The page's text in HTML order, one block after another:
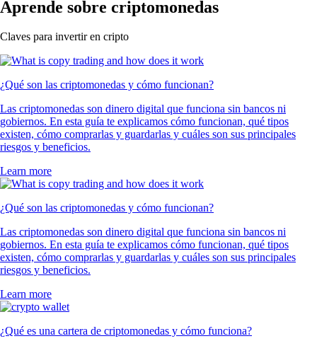
Aprende sobre criptomonedas
Claves para invertir en cripto
¿Qué son las criptomonedas y cómo funcionan?
Las criptomonedas son dinero digital que funciona sin bancos ni
gobiernos. En esta guía te explicamos cómo funcionan, qué tipos
existen, cómo comprarlas y guardarlas y cuáles son sus principales
riesgos y beneficios.
Learn more
¿Qué son las criptomonedas y cómo funcionan?
Las criptomonedas son dinero digital que funciona sin bancos ni
gobiernos. En esta guía te explicamos cómo funcionan, qué tipos
existen, cómo comprarlas y guardarlas y cuáles son sus principales
riesgos y beneficios.
Learn more
¿Qué es una cartera de criptomonedas y cómo funciona?